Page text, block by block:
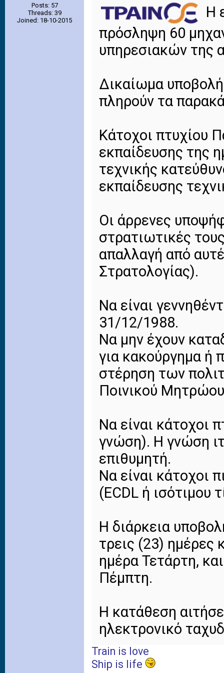
Posts: 57
Threads: 39
Joined: 18-10-2015
Η
πρόσληψη 60
υπηρεσιακών της
Δικαίωμα
πληρούν τα
Κάτοχοι πτυχίου
εκπαίδευσης της
τεχνικής
εκπαίδευσης
Οι άρρενες
στρατιωτικές
απαλλαγή από
Στρατολογίας).
Να είναι
31/12/1988.
Να μην έχουν
για κακούργημα ή
στέρηση των
Ποινικού
Να είναι κάτοχοι
γνώση). H γνώση
επιθυμητή.
Να είναι κάτοχοι
(ECDL ή ισότιμου
Η διάρκεια
τρεις (23) ημέρες
ημέρα Τετάρτη,
Πέμπτη.
Η κατάθεση
ηλεκτρονικό
Train is love
Ship is life